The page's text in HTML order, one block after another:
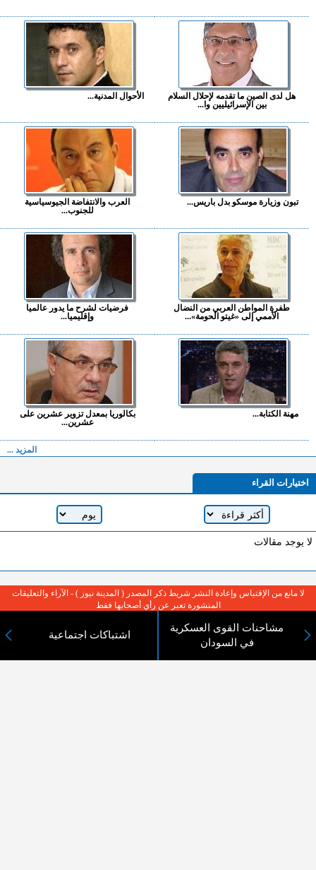
هل لدى الصين ما تقدمه لإحلال السلام
بين الإسرائيليين وا...
الأحوال المدنية...
تبون وزيارة موسكو بدل باريس...
العرب والانتفاضة الجيوسياسية
للجنوب...
طفرة المواطن العربي من النضال
الأممي إلى «غيتو الحومة»...
فرضيات لشرح ما يدور عالميا
وإقليميا...
مهنة الكتابة...
بكالوريا بمعدل تزوير عشرين على
عشرين...
المزيد ...
اختيارات القراء
لا يوجد مقالات
مشاحنات القوى العسكرية
في السودان
اشتباكات اجتماعية
لا مانع من الإقتباس وإعادة النشر شريط ذكر المصدر ( المدينة نيوز ) - الآراء والتعليقات
المنشورة تعبر عن رأي أصحابها فقط